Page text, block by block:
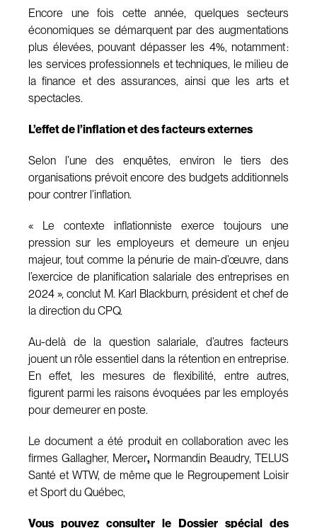
Encore une fois cette année, quelques secteurs
économiques se démarquent par des augmentations
plus élevées, pouvant dépasser les 4%, notamment :
les services professionnels et techniques, le milieu de
la finance et des assurances, ainsi que les arts et
spectacles.
L’effet de l’inflation et des facteurs externes
Selon l’une des enquêtes, environ le tiers des
organisations prévoit encore des budgets additionnels
pour contrer l’inflation.
« Le contexte inflationniste exerce toujours une
pression sur les employeurs et demeure un enjeu
majeur, tout comme la pénurie de main-d’œuvre, dans
l’exercice de planification salariale des entreprises en
2024 », conclut M. Karl Blackburn, président et chef de
la direction du CPQ.
Au-delà de la question salariale, d’autres facteurs
jouent un rôle essentiel dans la rétention en entreprise.
En effet, les mesures de flexibilité, entre autres,
figurent parmi les raisons évoquées par les employés
pour demeurer en poste.
Le document a été produit en collaboration avec les
firmes Gallagher, Mercer, Normandin Beaudry, TELUS
Santé et WTW, de même que le Regroupement Loisir
et Sport du Québec,
Vous pouvez consulter le Dossier spécial des